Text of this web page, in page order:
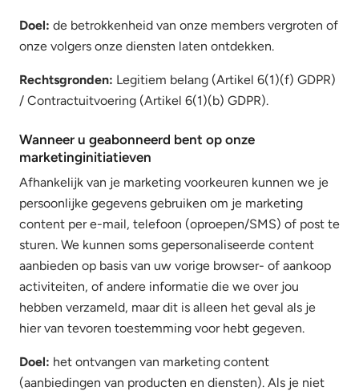
Doel: de betrokkenheid van onze members vergroten of
onze volgers onze diensten laten ontdekken.
Rechtsgronden: Legitiem belang (Artikel 6(1)(f) GDPR)
/ Contractuitvoering (Artikel 6(1)(b) GDPR).
Wanneer u geabonneerd bent op onze
marketinginitiatieven
Afhankelijk van je marketing voorkeuren kunnen we je
persoonlijke gegevens gebruiken om je marketing
content per e-mail, telefoon (oproepen/SMS) of post te
sturen. We kunnen soms gepersonaliseerde content
aanbieden op basis van uw vorige browser- of aankoop
activiteiten, of andere informatie die we over jou
hebben verzameld, maar dit is alleen het geval als je
hier van tevoren toestemming voor hebt gegeven.
Doel: het ontvangen van marketing content
(aanbiedingen van producten en diensten). Als je niet